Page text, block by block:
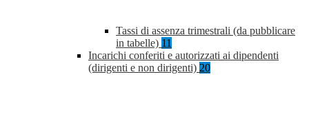
Tassi di assenza trimestrali (da pubblicare
in tabelle) 11
Incarichi conferiti e autorizzati ai dipendenti
(dirigenti e non dirigenti) 20